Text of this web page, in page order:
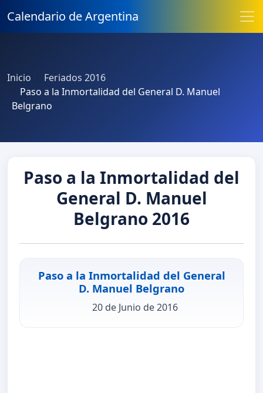
Calendario de Argentina
Inicio
Feriados 2016
Paso a la Inmortalidad del General D. Manuel
Belgrano
Paso a la Inmortalidad del
General D. Manuel
Belgrano 2016
Paso a la Inmortalidad del General
D. Manuel Belgrano
20 de Junio de 2016